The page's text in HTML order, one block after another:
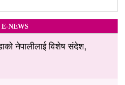
E-NEWS
नेपालीलाई विशेष संदेश,